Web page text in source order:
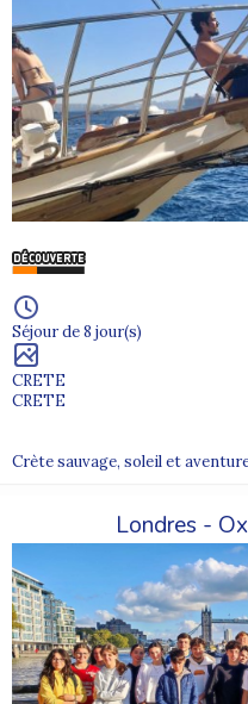
Séjour de 8 jour(s)
CRETE
CRETE
Crète sauvage, soleil et
Londres -